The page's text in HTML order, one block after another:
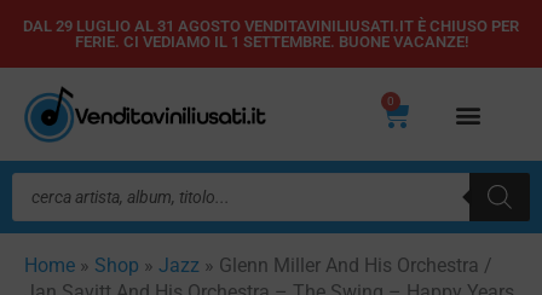
Vai
contenuto
DAL 29 LUGLIO AL 31 AGOSTO VENDITAVINILIUSATI.IT È CHIUSO PER
FERIE. CI VEDIAMO IL 1 SETTEMBRE. BUONE VACANZE!
0
Carrello
Ricerca
prodotti
Home » Shop » Jazz » Glenn Miller And His Orchestra /